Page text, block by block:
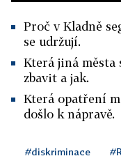
Proč v Kladně
se udržují.
Která jiná města
zbavit a jak.
Která opatření
došlo k nápravě.
#diskriminace